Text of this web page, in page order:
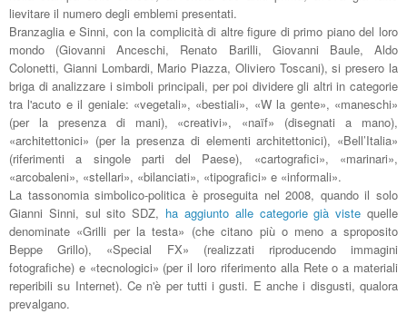
lievitare il numero degli emblemi presentati.
Branzaglia e Sinni, con la complicità di altre figure di primo piano del loro
mondo (Giovanni Anceschi, Renato Barilli, Giovanni Baule, Aldo
Colonetti, Gianni Lombardi, Mario Piazza, Oliviero Toscani), si presero la
briga di analizzare i simboli principali, per poi dividere gli altri in categorie
tra l'acuto e il geniale: «vegetali», «bestiali», «W la gente», «maneschi»
(per la presenza di mani), «creativi», «naïf» (disegnati a mano),
«architettonici» (per la presenza di elementi architettonici), «Bell’Italia»
(riferimenti a singole parti del Paese), «cartografici», «marinari»,
«arcobaleni», «stellari», «bilanciati», «tipografici» e «informali».
La tassonomia simbolico-politica è proseguita nel 2008, quando il solo
Gianni Sinni, sul sito SDZ, ha aggiunto alle categorie già viste quelle
denominate «Grilli per la testa» (che citano più o meno a sproposito
Beppe Grillo), «Special FX» (realizzati riproducendo immagini
fotografiche) e «tecnologici» (per il loro riferimento alla Rete o a materiali
reperibili su Internet). Ce n'è per tutti i gusti. E anche i disgusti, qualora
prevalgano.